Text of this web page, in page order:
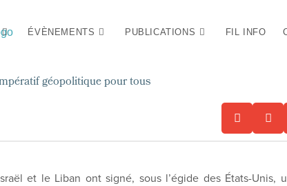
ÉVÈNEMENTS PUBLICATIONS FIL INFO
géopolitique pour tous
et le Liban ont signé, sous l’égide des États-